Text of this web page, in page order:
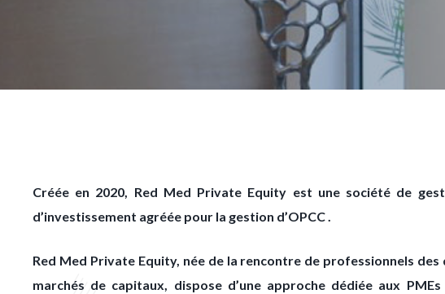
Créée en 2020, Red Med Private Equity est une société de
d’investissement agréée pour la gestion d’OPCC .
Red Med Private Equity, née de la rencontre de professionnels des
marchés de capitaux, dispose d’une approche dédiée aux